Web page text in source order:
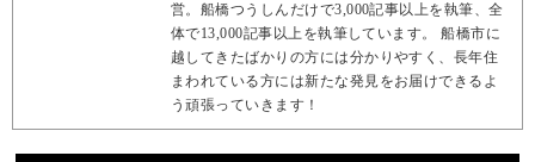
営。船橋つうしんだけで3,000記事以上を執筆、全
体で13,000記事以上を執筆しています。 船橋市に
越してきたばかりの方には分かりやすく、長年住
まわれている方には新たな発見をお届けできるよ
う頑張っていきます！